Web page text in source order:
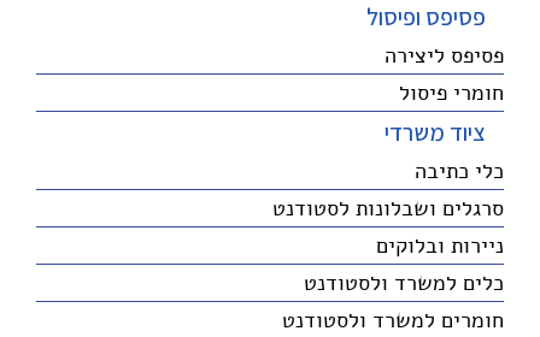
פסיפס ופיסול
פסיפס ליצירה
חומרי פיסול
ציוד משרדי
כלי כתיבה
סרגלים ושבלונות לסטודנט
ניירות ובלוקים
כלים למשרד ולסטודנט
חומרים למשרד ולסטודנט